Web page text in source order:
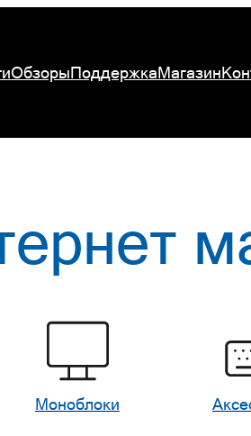
ОбзорыПоддержкаМагазин
Моноблоки